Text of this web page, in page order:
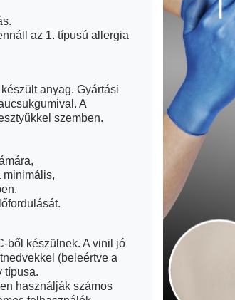
tárgyhoz érsz (pl. mobiltelefonhoz),
méretű és nyersanyagú kesztyűt válasszon.
az 1. típusú allergia
anyag. Gyártási
A
szemben.
minimális,
ből készülnek. A vinil jó
(beleértve a
típusa.
használják számos